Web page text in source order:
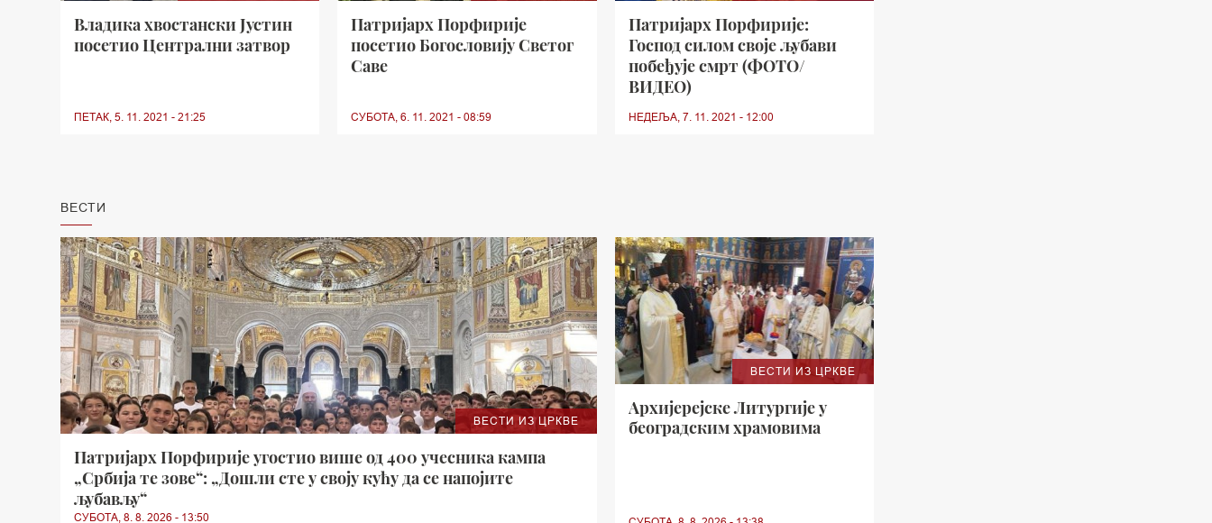
Владика хвостански Јустин
посетио Централни затвор
ПЕТАК, 5. 11. 2021 - 21:25
Патријарх Порфирије
посетио Богословију Светог
Саве
СУБОТА, 6. 11. 2021 - 08:59
Патријарх Порфирије:
Господ силом своје љубави
побеђује смрт (ФОТО/
ВИДЕО)
НЕДЕЉА, 7. 11. 2021 - 12:00
ВЕСТИ
ВЕСТИ ИЗ ЦРКВЕ
Патријарх Порфирије угостио више од 400 учесника кампа
„Србија те зове“: „Дошли сте у своју кућу да се напојите
љубављу“
СУБОТА, 8. 8. 2026 - 13:50
ВЕСТИ ИЗ ЦРКВЕ
Архијерејске Литургије у
београдским храмовима